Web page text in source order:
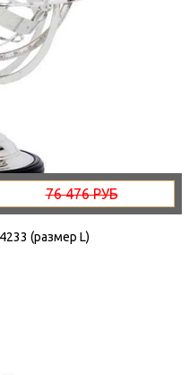
76 476 РУБ
(размер L)